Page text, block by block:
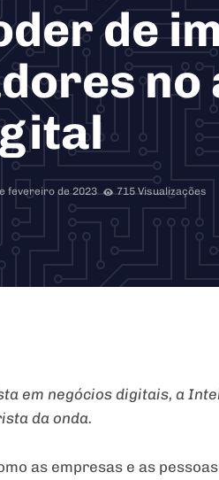
de
no
fevereiro de 2023 715 Visualizações
em negócios digitais, a
da onda.
as empresas e as